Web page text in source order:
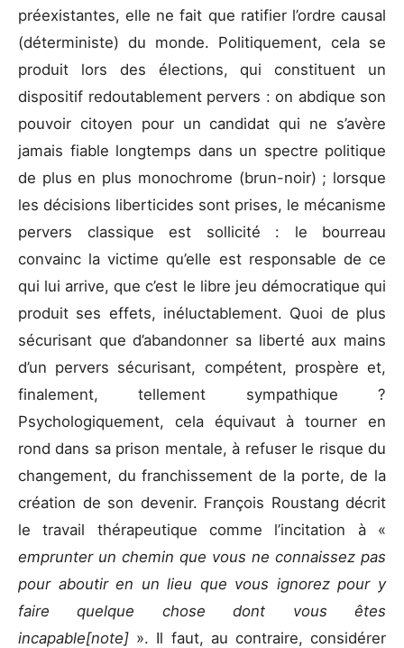
préexistantes, elle ne fait que ratifier l’ordre causal
(déterministe) du monde. Politiquement, cela se
produit lors des élections, qui constituent un
dispositif redoutablement pervers : on abdique son
pouvoir citoyen pour un candidat qui ne s’avère
jamais fiable longtemps dans un spectre politique
de plus en plus monochrome (brun-noir) ; lorsque
les décisions liberticides sont prises, le mécanisme
pervers classique est sollicité : le bourreau
convainc la victime qu’elle est responsable de ce
qui lui arrive, que c’est le libre jeu démocratique qui
produit ses effets, inéluctablement. Quoi de plus
sécurisant que d’abandonner sa liberté aux mains
d’un pervers sécurisant, compétent, prospère et,
finalement, tellement sympathique ?
Psychologiquement, cela équivaut à tourner en
rond dans sa prison mentale, à refuser le risque du
changement, du franchissement de la porte, de la
création de son devenir. François Roustang décrit
le travail thérapeutique comme l’incitation à «
emprunter un chemin que vous ne connaissez pas
pour aboutir en un lieu que vous ignorez pour y
faire quelque chose dont vous êtes
incapable[note] ». Il faut, au contraire, considérer